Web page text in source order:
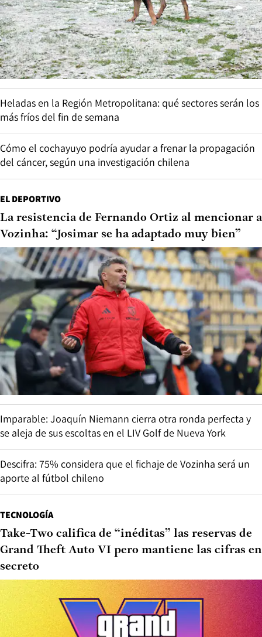
Heladas en la Región Metropolitana: qué sectores serán los
más fríos del fin de semana
Cómo el cochayuyo podría ayudar a frenar la propagación
del cáncer, según una investigación chilena
EL DEPORTIVO
La resistencia de Fernando Ortiz al mencionar a
Vozinha: “Josimar se ha adaptado muy bien”
Imparable: Joaquín Niemann cierra otra ronda perfecta y
se aleja de sus escoltas en el LIV Golf de Nueva York
Descifra: 75% considera que el fichaje de Vozinha será un
aporte al fútbol chileno
TECNOLOGÍA
Take-Two califica de “inéditas” las reservas de
Grand Theft Auto VI pero mantiene las cifras en
secreto